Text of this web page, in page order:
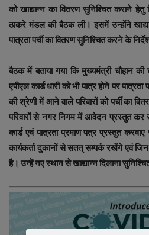
को खाद्यान्न का वितरण सुनिश्चित कराने
ठाकरे मंडल की बैठक ली। इसमें उन्होंने
पात्रता पर्ची का वितरण सुनिश्चित करने के
बैठक में बताया गया कि मुख्यमंत्री चौहान की
एपीएल कार्ड धारी को भी पात्र होने पर पात्रता
की श्रेणी में आने वाले परिवारों को पर्ची का
परिवारों से नगर निगम में आवेदन प्रस्तुत
कार्ड एवं पात्रता प्रमाण पत्र प्रस्तुत
कार्यकर्ता दुकानों से सतत्‌ सम्पर्क रखेंगे एवं
है। उन्हें नए स्थान से खाद्यान्न दिलाना